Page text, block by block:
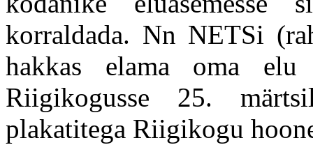
korraldada. Nn NETSi
hakkas elama oma elu
Riigikogusse 25.
plakatitega Riigikogu